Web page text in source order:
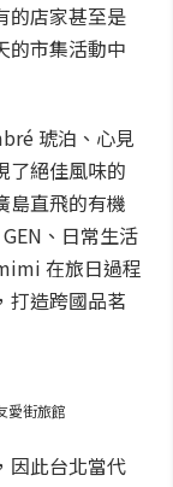
的店家甚至是
的市集活動中
琥泊、心見
了絕佳風味的
島直飛的有機
、日常生活
在旅日過程
打造跨國品茗
愛街旅館
因此台北當代